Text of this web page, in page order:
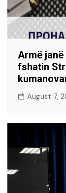
Armë
fshatin
August 7,